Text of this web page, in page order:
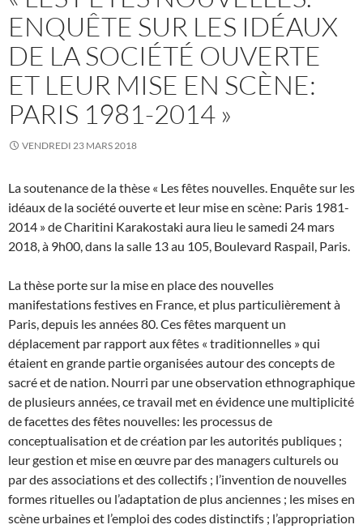
ENQUÊTE SUR LES IDÉAUX
DE LA SOCIÉTÉ OUVERTE
ET LEUR MISE EN SCÈNE:
PARIS 1981-2014 »
VENDREDI 23 MARS 2018
La soutenance de la thèse « Les fêtes nouvelles. Enquête sur les
idéaux de la société ouverte et leur mise en scène: Paris 1981-
2014 » de Charitini Karakostaki aura lieu le samedi 24 mars
2018, à 9h00, dans la salle 13 au 105, Boulevard Raspail, Paris.
La thèse porte sur la mise en place des nouvelles
manifestations festives en France, et plus particulièrement à
Paris, depuis les années 80. Ces fêtes marquent un
déplacement par rapport aux fêtes « traditionnelles » qui
étaient en grande partie organisées autour des concepts de
sacré et de nation. Nourri par une observation ethnographique
de plusieurs années, ce travail met en évidence une multiplicité
de facettes des fêtes nouvelles: les processus de
conceptualisation et de création par les autorités publiques ;
leur gestion et mise en œuvre par des managers culturels ou
par des associations et des collectifs ; l’invention de nouvelles
formes rituelles ou l’adaptation de plus anciennes ; les mises en
scène urbaines et l’emploi des codes distinctifs ; l’appropriation